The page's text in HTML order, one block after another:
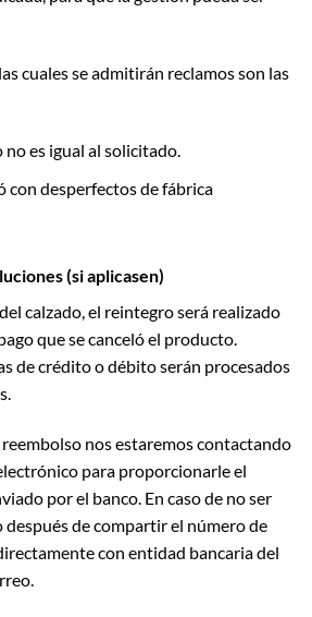
cuales se admitirán reclamos son las
es igual al solicitado.
con desperfectos de fábrica
(si aplicasen)
calzado, el reintegro será realizado
que se canceló el producto.
de crédito o débito serán procesados
nos estaremos contactando
para proporcionarle el
por el banco. En caso de no ser
de compartir el número de
con entidad bancaria del